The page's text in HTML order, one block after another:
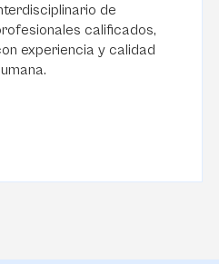
de
calificados,
experiencia y calidad